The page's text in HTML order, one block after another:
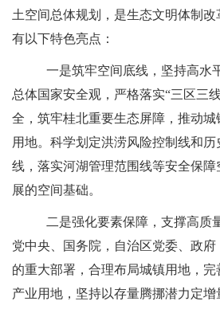
土空间总体规划，是生态文明体制
有以下特色亮点：
一是筑牢空间底线，坚持高水
总体国家安全观，严格落实“三区三
全，筑牢桂北重要生态屏障，推动
用地。科学划定洪涝风险控制线和
线，落实河湖管理范围线等安全保
展的空间基础。
二是强化要素保障，支撑高质
党中央、国务院，自治区党委、政
的重大部署，合理布局城镇用地，
产业用地，坚持以存量腾挪潜力定